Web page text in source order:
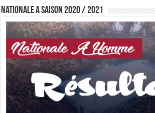
Nationale A saison 2020 / 2021